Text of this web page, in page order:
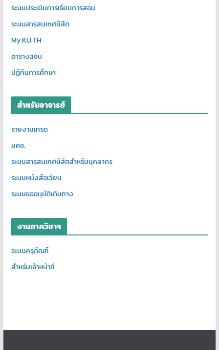
ระบบประเมินการเรียนการสอน
ระบบสารสนเทศนิสิต
My.KU.TH
ตารางสอบ
ปฏิทินการศึกษา
สำหรับอาจารย์
รายงานเกรด
มคอ.
ระบบสารสนเทศนิสิตสำหรับบุคลากร
ระบบหนังสือเวียน
ระบบขออนุมัติเดินทาง
งานภาควิชาฯ
ระบบครุภัณฑ์
สำหรับเจ้าหน้าที่